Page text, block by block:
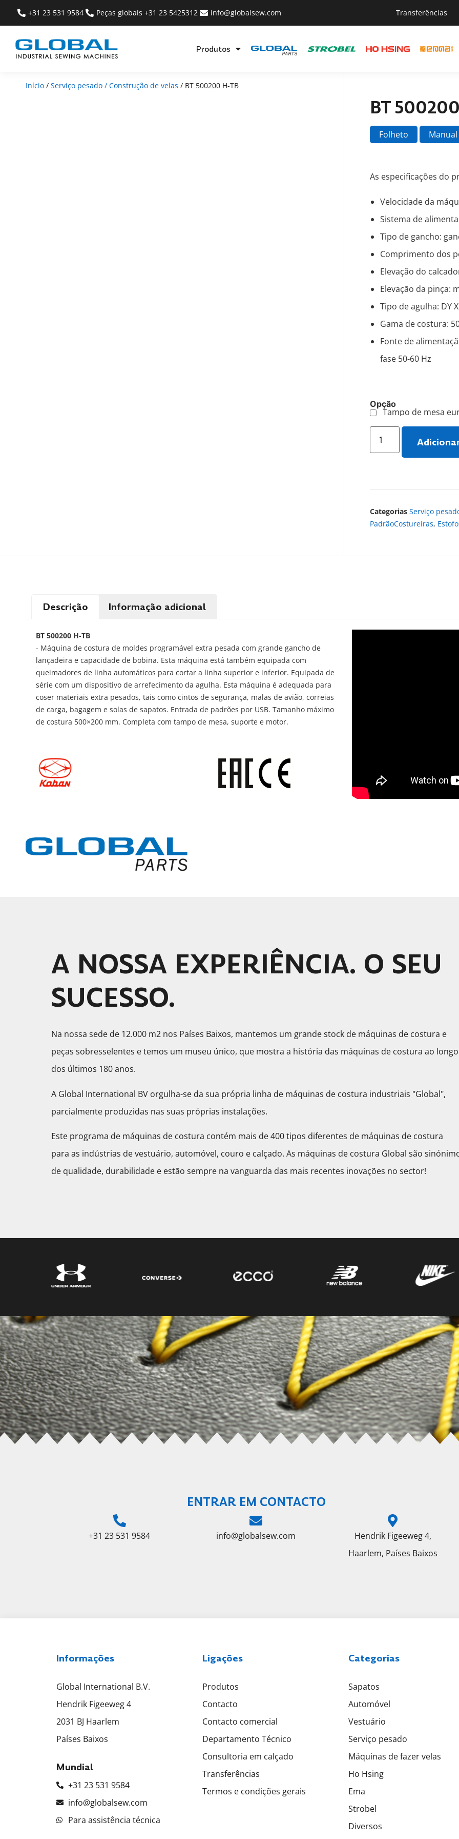
+31 23 531 9584 Peças globais +31 23 5425312 info@globalsew.com Transferências
Produtos
Início / Serviço pesado / Construção de velas / BT 500200 H-TB
BT
Folheto
As especificações do
Velocidade da
Sistema de
Tipo de gancho:
Comprimento dos
Elevação do
Elevação da pinça:
Tipo de agulha: DY
Gama de costura:
Fonte de
fase 50-60 Hz
Opção
Tampo de mesa
Categorias Serviço
PadrãoCostureiras,
Descrição Informação adicional
BT 500200 H-TB
- Máquina de costura de moldes programável extra pesada com grande gancho de
lançadeira e capacidade de bobina. Esta máquina está também equipada com
queimadores de linha automáticos para cortar a linha superior e inferior. Equipada de
série com um dispositivo de arrefecimento da agulha. Esta máquina é adequada para
coser materiais extra pesados, tais como cintos de segurança, malas de avião, correias
de carga, bagagem e solas de sapatos. Entrada de padrões por USB. Tamanho máximo
de costura 500×200 mm. Completa com tampo de mesa, suporte e motor.
A NOSSA EXPERIÊNCIA. O SEU
SUCESSO.
Na nossa sede de 12.000 m2 nos Países Baixos, mantemos um grande stock de máquinas de costura e
peças sobresselentes e temos um museu único, que mostra a história das máquinas de costura ao longo
dos últimos 180 anos.
A Global International BV orgulha-se da sua própria linha de máquinas de costura industriais "Global",
parcialmente produzidas nas suas próprias instalações.
Este programa de máquinas de costura contém mais de 400 tipos diferentes de máquinas de costura
para as indústrias de vestuário, automóvel, couro e calçado. As máquinas de costura Global são
de qualidade, durabilidade e estão sempre na vanguarda das mais recentes inovações no sector!
ENTRAR EM CONTACTO
+31 23 531 9584 info@globalsew.com
Hendrik Figeeweg 4,
Haarlem, Países Baixos
Informações
Global International B.V.
Hendrik Figeeweg 4
2031 BJ Haarlem
Países Baixos
Mundial
+31 23 531 9584
info@globalsew.com
Para assistência técnica
Ligações
Produtos
Contacto
Contacto comercial
Departamento Técnico
Consultoria em calçado
Transferências
Termos e condições gerais
Categorias
Sapatos
Automóvel
Vestuário
Serviço pesado
Máquinas de fazer velas
Ho Hsing
Ema
Strobel
Diversos